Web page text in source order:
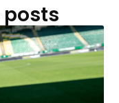
posts